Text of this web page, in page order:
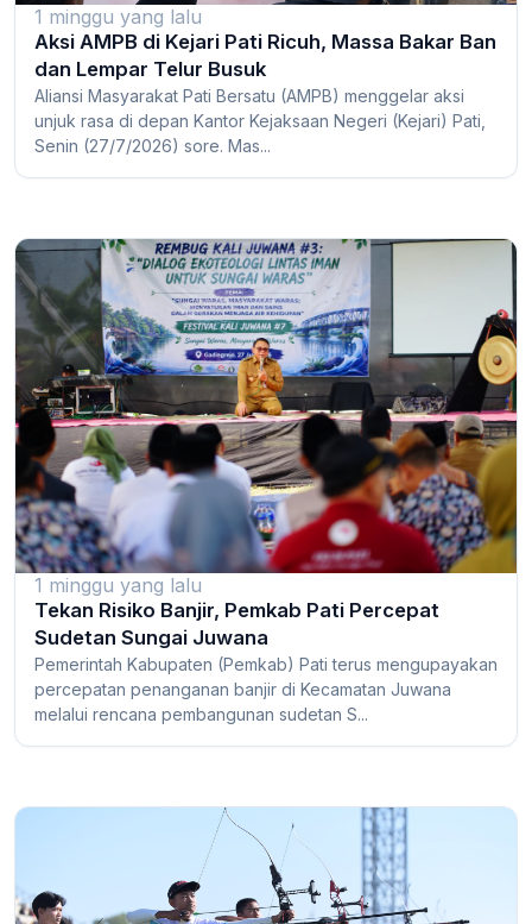
1 minggu yang lalu
Aksi AMPB di Kejari Pati Ricuh, Massa Bakar Ban
dan Lempar Telur Busuk
Aliansi Masyarakat Pati Bersatu (AMPB) menggelar aksi
unjuk rasa di depan Kantor Kejaksaan Negeri (Kejari) Pati,
Senin (27/7/2026) sore. Mas...
1 minggu yang lalu
Tekan Risiko Banjir, Pemkab Pati Percepat
Sudetan Sungai Juwana
Pemerintah Kabupaten (Pemkab) Pati terus mengupayakan
percepatan penanganan banjir di Kecamatan Juwana
melalui rencana pembangunan sudetan S...